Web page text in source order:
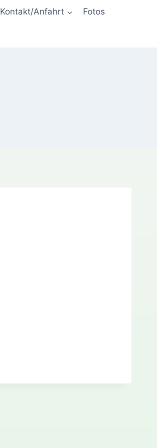
Kontakt/Anfahrt Fotos